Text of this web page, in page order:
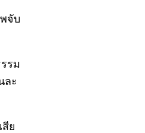
จับ
รม
ละ
ย